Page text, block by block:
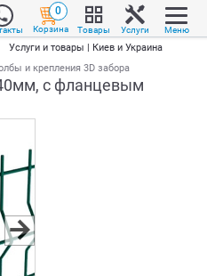
Услуги и товары | Киев и Украина
0
Корзина Товары Услуги Меню
и крепления 3D забора
с фланцевым